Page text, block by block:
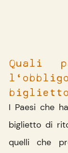
Quali
I Paesi che
biglietto di
quelli che